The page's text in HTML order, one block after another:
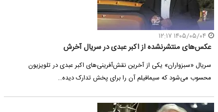
عکس‌های منتشرنشده از اکبر عبدی در سریال آخرش
سریال «سبزواران» یکی از آخرین نقش‌آفرینی‌های اکبر عبدی در تلویزیون
محسوب می‌شود که سیمافیلم آن را برای پخش تدارک دیده…